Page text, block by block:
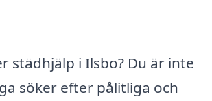
städhjälp i Ilsbo? Du är inte
söker efter pålitliga och